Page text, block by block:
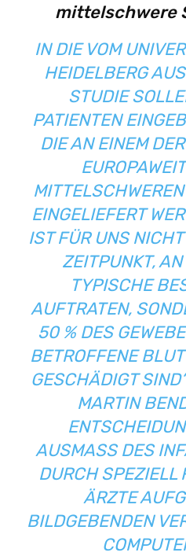
mittelschwere
IN DIE VOM
HEIDELBERG
STUDIE
PATIENTEN
DIE AN EINEM
EINGELIEFERT
IST FÜR UNS
ZEITPUNKT,
TYPISCHE
AUFTRATEN,
50 % DES
BETROFFENE
ESCHÄDIGT SIND“,
ARTIN
USMASS DES
RCH SPEZIELL
ZTE
LDGEBENDEN
MPUTER-